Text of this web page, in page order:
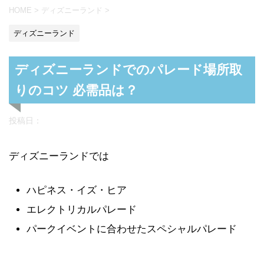
HOME > ディズニーランド >
ディズニーランド
ディズニーランドでのパレード場所取
りのコツ 必需品は？
投稿日：
ディズニーランドでは
ハピネス・イズ・ヒア
エレクトリカルパレード
パークイベントに合わせたスペシャルパレード